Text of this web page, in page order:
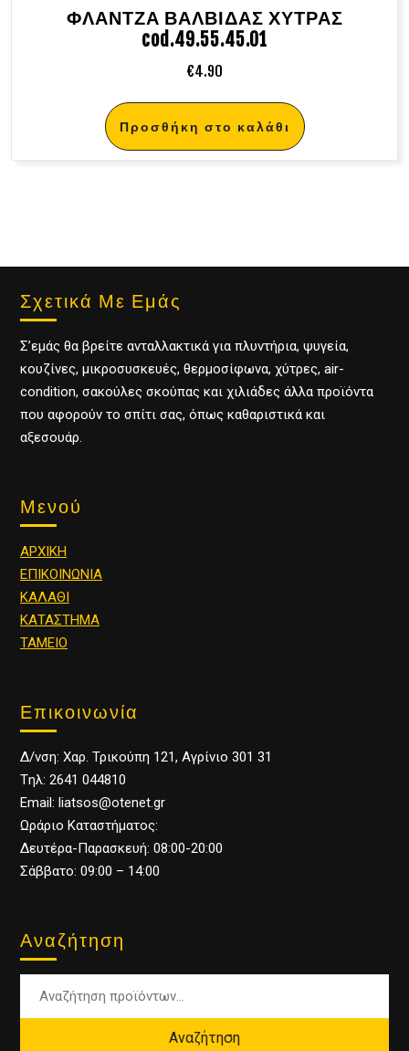
ΦΛΑΝΤΖΑ ΒΑΛΒΙΔΑΣ ΧΥΤΡΑΣ
cod.49.55.45.01
€4.90
Προσθήκη στο καλάθι
Σχετικά Με Εμάς
Σ’εμάς θα βρείτε ανταλλακτικά για πλυντήρια, ψυγεία,
κουζίνες, μικροσυσκευές, θερμοσίφωνα, χύτρες, air-
condition, σακούλες σκούπας και χιλιάδες άλλα προϊόντα
που αφορούν το σπίτι σας, όπως καθαριστικά και
αξεσουάρ.
Μενού
ΑΡΧΙΚΗ
ΕΠΙΚΟΙΝΩΝΙΑ
ΚΑΛΑΘΙ
ΚΑΤΑΣΤΗΜΑ
ΤΑΜΕΙΟ
Επικοινωνία
Δ/νση: Χαρ. Τρικούπη 121, Αγρίνιο 301 31
Tηλ: 2641 044810
Email: liatsos@otenet.gr
Ωράριο Καταστήματος:
Δευτέρα-Παρασκευή: 08:00-20:00
Σάββατο: 09:00 – 14:00
Αναζήτηση
Αναζήτηση